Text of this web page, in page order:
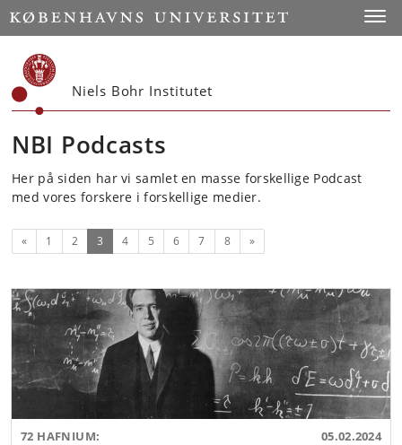
Start
Niels Bohr Institutet
NBI Podcasts
Her på siden har vi samlet en masse forskellige Podcast
med vores forskere i forskellige medier.
Forrige
« 1 2 3 (nuværende)
4 5 6 7 8 Næste
»
72 HAFNIUM: 05.02.2024